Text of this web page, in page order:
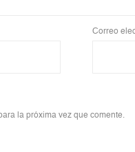
Correo
la próxima vez que comente.